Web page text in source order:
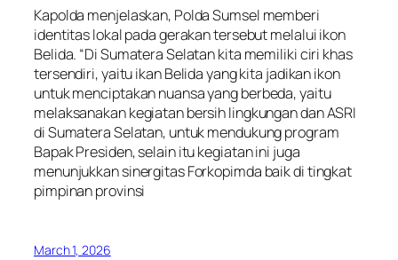
Kapolda menjelaskan, Polda Sumsel memberi
identitas lokal pada gerakan tersebut melalui ikon
Belida. “Di Sumatera Selatan kita memiliki ciri khas
tersendiri, yaitu ikan Belida yang kita jadikan ikon
untuk menciptakan nuansa yang berbeda, yaitu
melaksanakan kegiatan bersih lingkungan dan ASRI
di Sumatera Selatan, untuk mendukung program
Bapak Presiden, selain itu kegiatan ini juga
menunjukkan sinergitas Forkopimda baik di tingkat
pimpinan provinsi
March 1, 2026